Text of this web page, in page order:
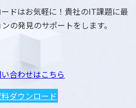
ドはお気軽に！貴社のIT課題に最
の発見のサポートをします。
合わせはこちら
ダウンロード